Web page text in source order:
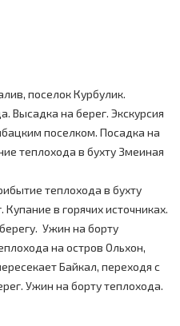
поселок Курбулик.
Высадка на берег. Экскурсия
поселком. Посадка на
теплохода в бухту Змеиная
теплохода в бухту
в горячих источниках.
Ужин на борту
на остров Ольхон,
Байкал, переходя с
Ужин на борту теплохода.